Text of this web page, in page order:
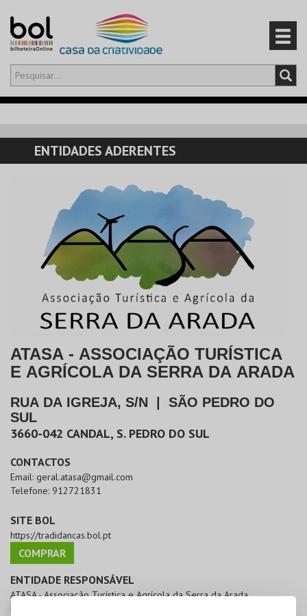
Olá,iniciar sessão
CARRINHO
EVENTOS
PRODUTOS
ENTIDADES ADERENTES
ATASA - ASSOCIAÇÃO TURÍSTICA
E AGRÍCOLA DA SERRA DA ARADA
RUA DA IGREJA, S/N
SÃO PEDRO DO
SUL
3660-042 CANDAL, S. PEDRO DO SUL
CONTACTOS
Email: geral.atasa@gmail.com
Telefone: 912721831
SITE BOL
https://tradidancas.bol.pt
COMPRAR
ENTIDADE RESPONSÁVEL
ATASA - Associação Turística e Agrícola da Serra da Arada
NIF: